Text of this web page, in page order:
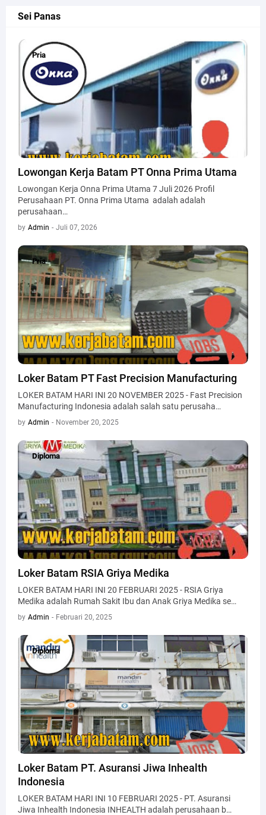
Sei Panas
Pria
Pria
Lowongan Kerja Batam PT Onna Prima Utama
Lowongan Kerja Onna Prima Utama 7 Juli 2026 Profil
Perusahaan PT. Onna Prima Utama adalah adalah
perusahaan…
by Admin - Juli 07, 2026
Pria
Pria
Loker Batam PT Fast Precision Manufacturing
LOKER BATAM HARI INI 20 NOVEMBER 2025 - Fast Precision
Manufacturing Indonesia adalah salah satu perusaha…
by Admin - November 20, 2025
Diploma
Diploma
Loker Batam RSIA Griya Medika
LOKER BATAM HARI INI 20 FEBRUARI 2025 - RSIA Griya
Medika adalah Rumah Sakit Ibu dan Anak Griya Medika se…
by Admin - Februari 20, 2025
Diploma
Diploma
Loker Batam PT. Asuransi Jiwa Inhealth
Indonesia
LOKER BATAM HARI INI 10 FEBRUARI 2025 - PT. Asuransi
Jiwa Inhealth Indonesia INHEALTH adalah perusahaan b…